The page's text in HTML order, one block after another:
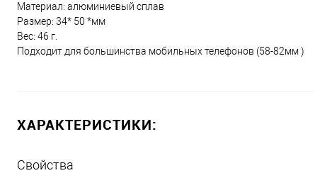
Материал: алюминиевый сплав
Размер: 34* 50 *мм
Вес: 46 г.
Подходит для большинства мобильных телефонов (58-82мм )
ХАРАКТЕРИСТИКИ:
Свойства